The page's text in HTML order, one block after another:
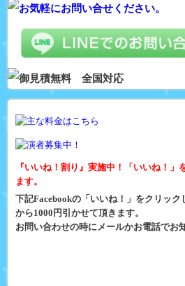
『いいね！割り』実施中！「いいね！」
ます。
下記Facebookの「いいね！」をクリッ
から1000円引かせて頂きます。
お問い合わせの時にメールかお電話でお